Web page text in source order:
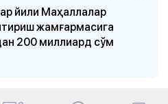
йили Маҳаллалар
жамғармасига
200 миллиард сўм